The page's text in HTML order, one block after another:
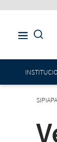
SIPIAPA